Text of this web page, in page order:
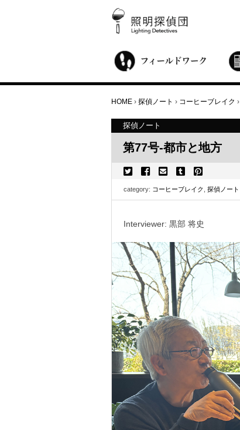
街歩き・サロン
世界都市照明調査
こどもワークショップ
ライトアップニンジャ
夜景ウォッチングツアー
100万人のキャンドルナイト
オンライン活動
アニュアルフォーラム
その他の活動
HOME › 探偵ノート › コーヒーブレイク ›
探偵ノート
第77号-都市と地方
category: コーヒーブレイク 探偵ノート
Interviewer: 黒部 将史